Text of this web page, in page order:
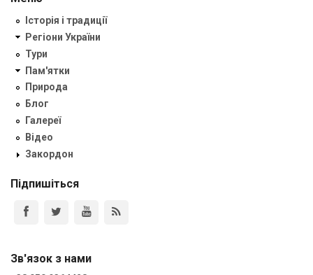
Історія і традиції
Регіони України
Тури
Пам'ятки
Природа
Блог
Галереї
Відео
Закордон
Підпишіться
Зв'язок з нами